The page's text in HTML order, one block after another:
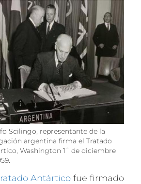
Scilingo, representante de la
argentina firma el Tratado
Washington 1˚ de diciembre
Antártico fue firmado